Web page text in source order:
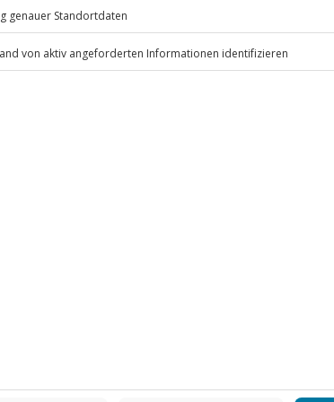
anfallen (die Kosten sind vor
außer an bundesweiten